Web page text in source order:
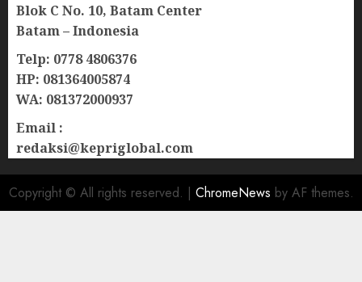
Blok C No. 10, Batam Center
Batam – Indonesia
Telp: 0778 4806376
HP: 081364005874
WA: 081372000937
Email :
redaksi@kepriglobal.com
Copyright © All rights reserved. | ChromeNews by AF themes.